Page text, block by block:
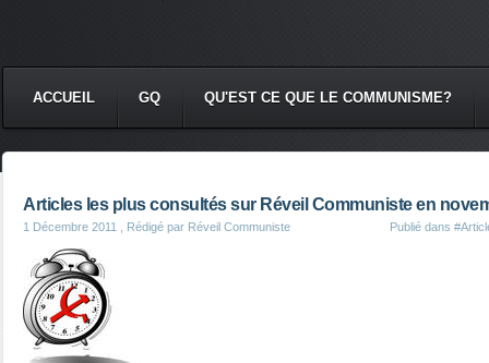
ACCUEIL GQ QU'EST CE QUE LE COMMUNISME?
Articles les plus consultés sur Réveil Communiste en
1 Décembre 2011 , Rédigé par Réveil Communiste Publié dans